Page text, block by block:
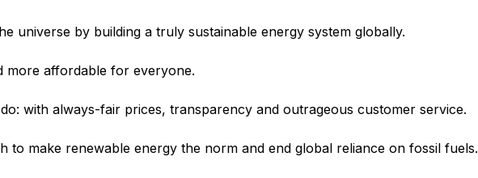
universe by building a truly sustainable energy system globally.
more affordable for everyone.
with always-fair prices, transparency and outrageous customer service.
to make renewable energy the norm and end global reliance on fossil fuels.